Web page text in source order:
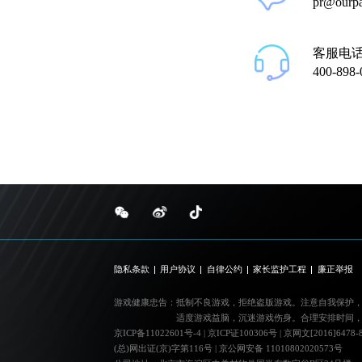
客服电
400-
隐私条款 用户协议 自律公约 家长监护工程 廉正举报
游戏健康忠告： 抵制不良游戏，拒绝盗版游戏。注意自我保护
适度游戏益脑，沉迷游戏伤身。合理安排时间
京ICP备11022601号-4| 京ICP证100306号
京网文[2016]6478-
(总)网出证(京)字第116号|
京公网安备 11010802020573号